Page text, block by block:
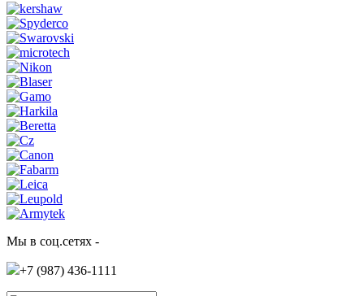
Мы в соц.сетях -
+7 (987) 436-1111